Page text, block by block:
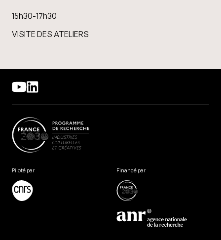
15h30-17h30
VISITE DES ATELIERS
Piloté par Financé par